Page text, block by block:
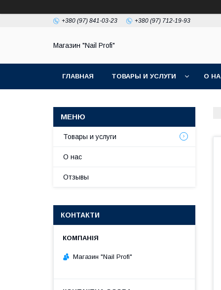
+380 (97) 841-03-23 +380 (97) 712-19-93
Магазин "Nail Profi"
ГЛАВНАЯ ТОВАРЫ И УСЛУГИ О
Товары и услуги
О нас
Отзывы
КОНТАКТИ
Магазин "Nail Profi"